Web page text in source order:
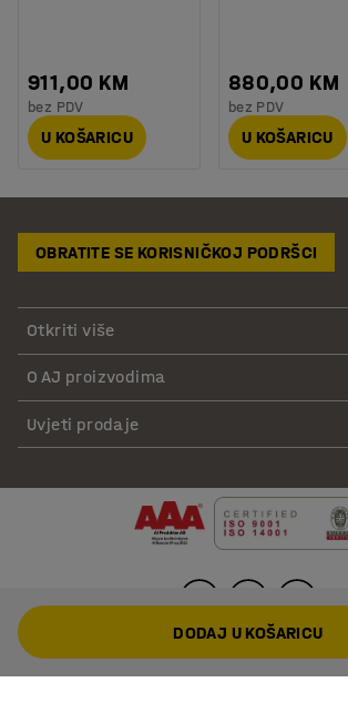
911,00 KM
bez PDV
U KOŠARICU
880,00 KM
bez PDV
U KOŠARICU
OBRATITE SE KORISNIČKOJ PODRŠCI
Otkriti više
O AJ proizvodima
Uvjeti prodaje
DODAJ U KOŠARICU